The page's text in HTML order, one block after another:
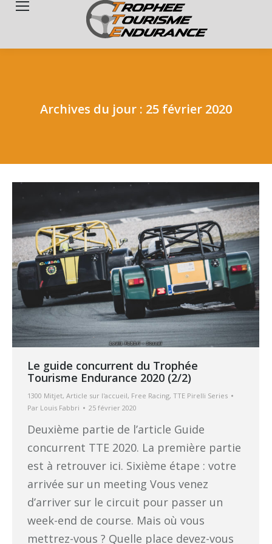
Archives du jour : 25 février 2020
Le guide concurrent du Trophée
Tourisme Endurance 2020 (2/2)
1300 Mitjet, Article sur l'accueil, Free Racing, TTE Pirelli Series
Par Louis Fabbri 25 février 2020
Deuxième partie de l’article Guide
concurrent TTE 2020. La première partie
est à retrouver ici. Sixième étape : votre
arrivée sur un meeting Vous venez
d’arriver sur le circuit pour passer un
week-end de course. Mais où vous
mettrez-vous ? Quelle place devez-vous